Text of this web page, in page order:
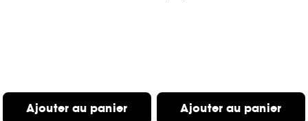
Ajouter au panier Ajouter au panier